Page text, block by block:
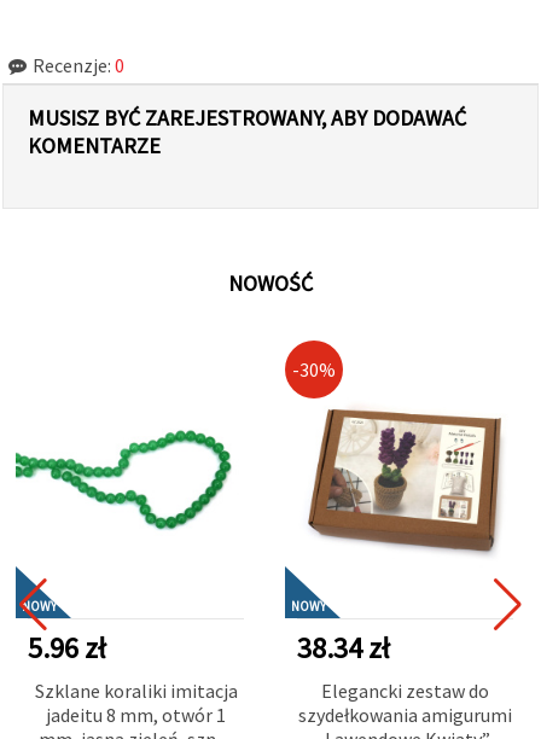
Recenzje: 0
MUSISZ BYĆ ZAREJESTROWANY, ABY DODAWAĆ
KOMENTARZE
NOWOŚĆ
NOWY
5.96 zł
Szklane koraliki imitacja
jadeitu 8 mm, otwór 1
-30%
NOWY
38.34 zł
Elegancki zestaw do
szydełkowania amigurumi